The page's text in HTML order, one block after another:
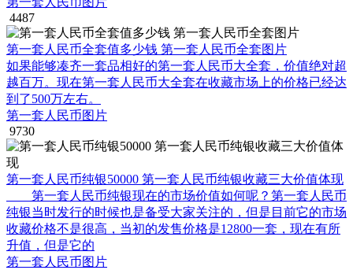
4487
第一套人民币全套值多少钱 第一套人民币全套图片
如果能够凑齐一套品相好的第一套人民币大全套，价值绝对超
越百万。现在第一套人民币大全套在收藏市场上的价格已经达
到了500万左右。
第一套人民币图片
9730
第一套人民币纯银50000 第一套人民币纯银收藏三大价值体现
第一套人民币纯银现在的市场价值如何呢？第一套人民币
纯银当时发行的时候也是备受大家关注的，但是目前它的市场
收藏价格不是很高，当初的发售价格是12800一套，现在有所
升值，但是它的
第一套人民币图片